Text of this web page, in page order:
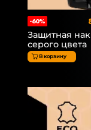
-60%
Защитная
серого цвета
В корзину